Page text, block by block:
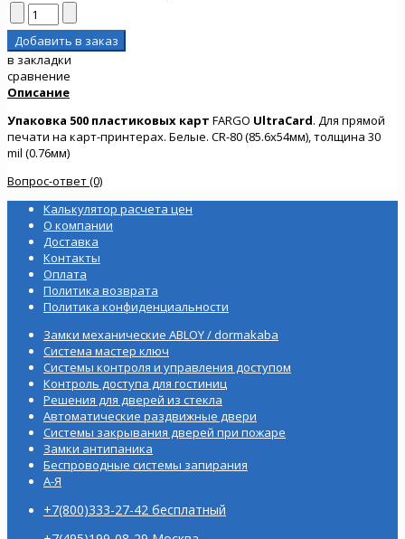
в закладки
сравнение
Описание
Упаковка 500 пластиковых карт FARGO UltraCard. Для прямой
печати на карт-принтерах. Белые. СR-80 (85.6х54мм), толщина 30
mil (0.76мм)
Вопрос-ответ (0)
Калькулятор расчета цен
О компании
Доставка
Контакты
Оплата
Политика возврата
Политика конфиденциальности
Замки механические ABLOY / dormakaba
Система мастер ключ
Системы контроля и управления доступом
Контроль доступа для гостиниц
Решения для дверей из стекла
Автоматические раздвижные двери
Системы закрывания дверей при пожаре
Замки антипаника
Беспроводные системы запирания
А-Я
+7(800)333-27-42 бесплатный